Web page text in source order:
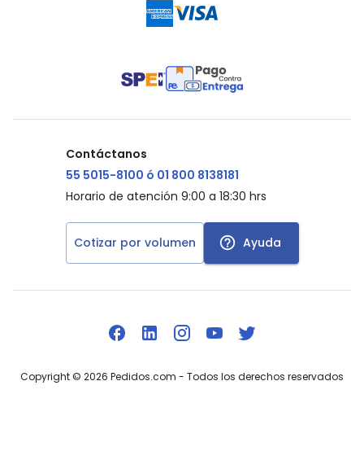
Contáctanos
55 5015-8100 ó 01 800 8138181
Horario de atención 9:00 a 18:30 hrs
Cotizar por volumen Ayuda
Copyright © 2026 Pedidos.com - Todos los derechos reservados